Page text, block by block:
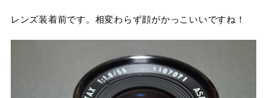
レンズ装着前です。相変わらず顔がかっこいいですね！